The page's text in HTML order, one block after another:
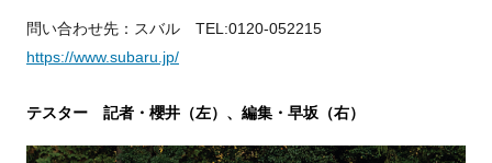
問い合わせ先：スバル TEL:0120‐052215
https://www.subaru.jp/
テスター 記者・櫻井（左）、編集・早坂（右）